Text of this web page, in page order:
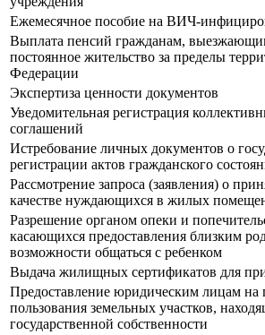
Ежемесячное пособие на ВИЧ-
Выплата пенсий гражданам,
постоянное жительство за пределы
Федерации
Экспертиза ценности документов
Уведомительная регистрация
соглашений
Истребование личных документов о
регистрации актов гражданского
Рассмотрение запроса (заявления) о
качестве нуждающихся в жилых
Разрешение органом опеки и
касающихся предоставления близким
возможности общаться с ребенком
Выдача жилищных сертификатов для
Предоставление юридическим лицам на
пользования земельных участков,
государственной собственности